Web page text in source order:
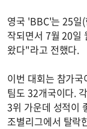
영국 'BBC'는 25일
작되면서 7월 20일
왔다"라고 전했다.
이번 대회는 참가
팀도 32개국이다.
3위 가운데 성적이
조별리그에서 탈락